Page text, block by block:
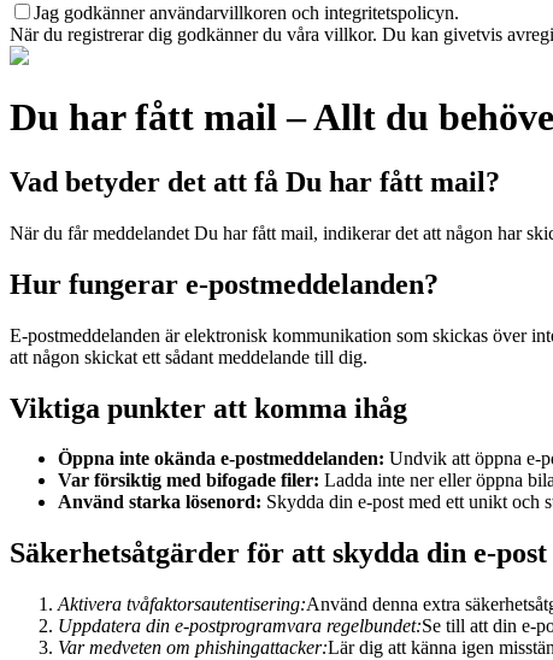
Jag godkänner användarvillkoren och integritetspolicyn.
När du registrerar dig godkänner du våra villkor. Du kan givetvis
Du har fått mail – Allt du
Vad betyder det att få Du har fått mail?
När du får meddelandet Du har fått mail, indikerar det att någon har
Hur fungerar e-postmeddelanden?
E-postmeddelanden är elektronisk kommunikation som skickas över
att någon skickat ett sådant meddelande till dig.
Viktiga punkter att komma ihåg
Öppna inte okända e-postmeddelanden: Undvik att öppna e-
Var försiktig med bifogade filer: Ladda inte ner eller öppna
Använd starka lösenord: Skydda din e-post med ett unikt och
Säkerhetsåtgärder för att skydda din e-post
Aktivera tvåfaktorsautentisering:Använd denna extra
Uppdatera din e-postprogramvara regelbundet:Se till att din e-
Var medveten om phishingattacker:Lär dig att känna igen